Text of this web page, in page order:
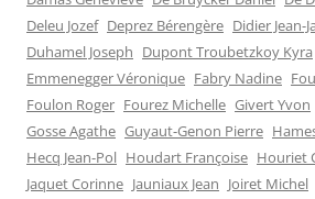
Deleu Jozef Deprez Bérengère Didier Jean-
Duhamel Joseph Dupont Troubetzkoy Kyra
Emmenegger Véronique Fabry Nadine
Foulon Roger Fourez Michelle Givert Yvon
Gosse Agathe Guyaut-Genon Pierre
Hecq Jean-Pol Houdart Françoise Houriet
Jaquet Corinne Jauniaux Jean Joiret Michel